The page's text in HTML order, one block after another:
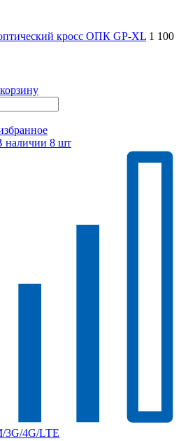
кросс ОПК GP-XL 1 100
наличии 8 шт
3G/4G/LTE